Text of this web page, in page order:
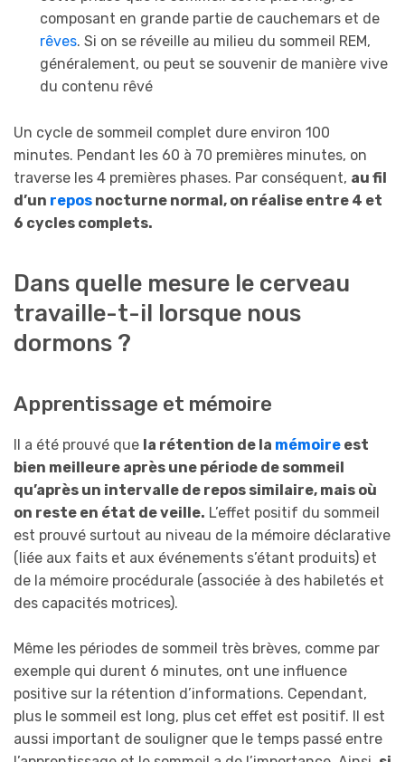
composant en grande partie de cauchemars et de
rêves. Si on se réveille au milieu du sommeil REM,
généralement, ou peut se souvenir de manière vive
du contenu rêvé
Un cycle de sommeil complet dure environ 100
minutes. Pendant les 60 à 70 premières minutes, on
traverse les 4 premières phases. Par conséquent, au fil
d’un repos nocturne normal, on réalise entre 4 et
6 cycles complets.
Dans quelle mesure le cerveau
travaille-t-il lorsque nous
dormons ?
Apprentissage et mémoire
Il a été prouvé que la rétention de la mémoire est
bien meilleure après une période de sommeil
qu’après un intervalle de repos similaire, mais où
on reste en état de veille. L’effet positif du sommeil
est prouvé surtout au niveau de la mémoire déclarative
(liée aux faits et aux événements s’étant produits) et
de la mémoire procédurale (associée à des habiletés et
des capacités motrices).
Même les périodes de sommeil très brèves, comme par
exemple qui durent 6 minutes, ont une influence
positive sur la rétention d’informations. Cependant,
plus le sommeil est long, plus cet effet est positif. Il est
aussi important de souligner que le temps passé entre